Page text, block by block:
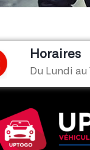
Horaires
Du Lundi au